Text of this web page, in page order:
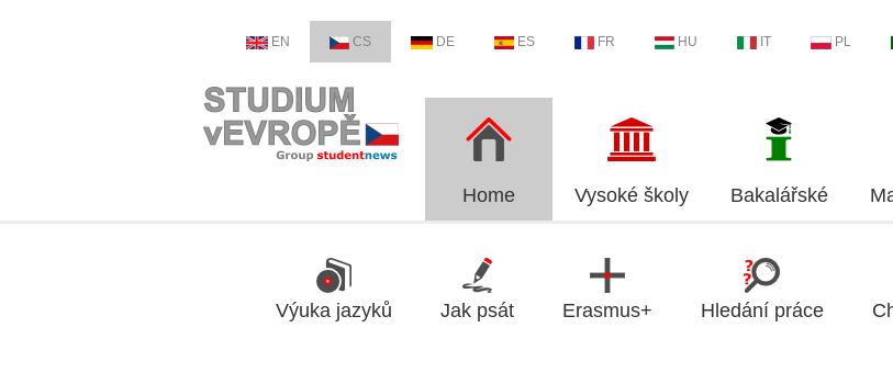
EN CS DE ES FR HU IT PL
Home Vysoké školy Bakalářské
Výuka jazyků Jak psát Erasmus+ Hledání práce